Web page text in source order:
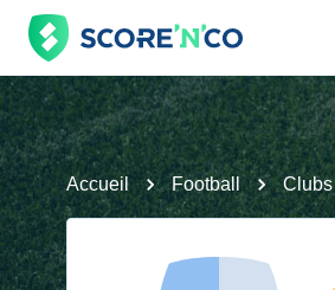
Accueil Football Clubs